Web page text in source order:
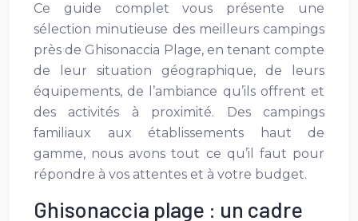
Ce guide complet vous présente une
sélection minutieuse des meilleurs campings
près de Ghisonaccia Plage, en tenant compte
de leur situation géographique, de leurs
équipements, de l’ambiance qu’ils offrent et
des activités à proximité. Des campings
familiaux aux établissements haut de
gamme, nous avons tout ce qu’il faut pour
répondre à vos attentes et à votre budget.
Ghisonaccia plage : un cadre